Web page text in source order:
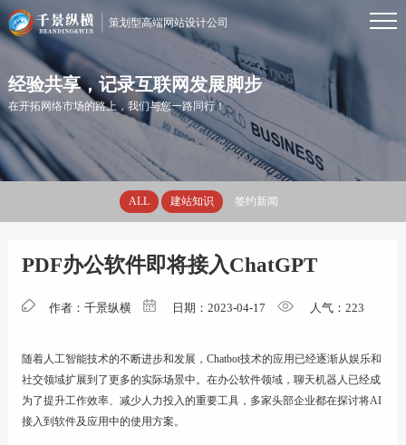
策划型高端网站设计公司
首页
服务
案例
资讯
关于
经验共享，记录互联网发展脚步
在开拓网络市场的路上，我们与您一路同行！
ALL 建站知识 签约新闻
PDF办公软件即将接入ChatGPT
作者：千景纵横 日期：2023-04-17 人气： 223
随着人工智能技术的不断进步和发展，Chatbot技术的应用已经逐渐从娱乐和
社交领域扩展到了更多的实际场景中。在办公软件领域，聊天机器人已经成
为了提升工作效率、减少人力投入的重要工具，多家头部企业都在探讨将AI
接入到软件及应用中的使用方案。